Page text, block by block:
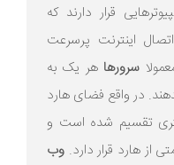
قرار دارند که
اینترنت پرسرعت
سرورهاهر یک به
در واقع فضای هارد
تقسیم شده است و
از هارد قرار دارد. وب